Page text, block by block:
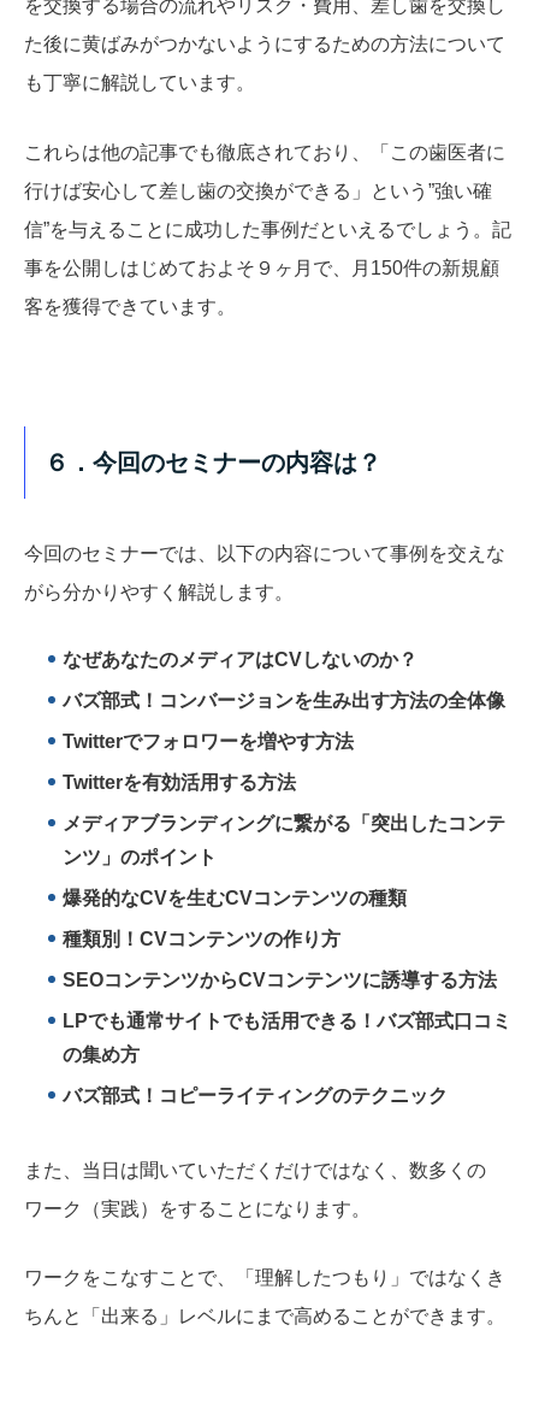
を交換する場合の流れやリスク・費用、差し歯を交換し
た後に黄ばみがつかないようにするための方法について
も丁寧に解説しています。
これらは他の記事でも徹底されており、「この歯医者に
行けば安心して差し歯の交換ができる」という”強い確
信”を与えることに成功した事例だといえるでしょう。記
事を公開しはじめておよそ９ヶ月で、月150件の新規顧
客を獲得できています。
６．今回のセミナーの内容は？
今回のセミナーでは、以下の内容について事例を交えな
がら分かりやすく解説します。
なぜあなたのメディアはCVしないのか？
バズ部式！コンバージョンを生み出す方法の全体像
Twitterでフォロワーを増やす方法
Twitterを有効活用する方法
メディアブランディングに繋がる「突出したコンテ
ンツ」のポイント
爆発的なCVを生むCVコンテンツの種類
種類別！CVコンテンツの作り方
SEOコンテンツからCVコンテンツに誘導する方法
LPでも通常サイトでも活用できる！バズ部式口コミ
の集め方
バズ部式！コピーライティングのテクニック
また、当日は聞いていただくだけではなく、数多くの
ワーク（実践）をすることになります。
ワークをこなすことで、「理解したつもり」ではなくき
ちんと「出来る」レベルにまで高めることができます。